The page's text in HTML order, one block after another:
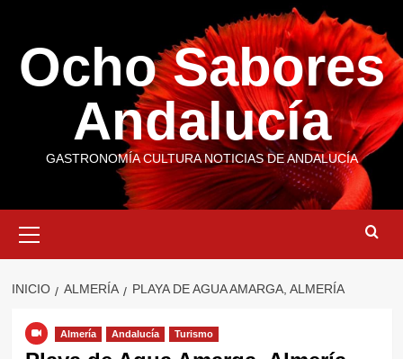
contenido
Ocho Sabores
Andalucía
GASTRONOMÍA CULTURA NOTICIAS DE ANDALUCÍA
primario
INICIO ALMERÍA PLAYA DE AGUA AMARGA, ALMERÍA
Almería Andalucía Turismo